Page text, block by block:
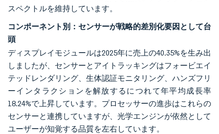
スペクトルを維持しています。
コンポーネント別：センサーが戦略的差別化要因として台
頭
ディスプレイモジュールは2025年に売上の40.35%を生み出
しましたが、センサーとアイトラッキングはフォービエイ
テッドレンダリング、生体認証モニタリング、ハンズフリ
ーインタラクションを解放するにつれて年平均成長率
18.24%で上昇しています。プロセッサーの進歩はこれらの
センサーと連携していますが、光学エンジンが依然として
ユーザーが知覚する品質を左右しています。